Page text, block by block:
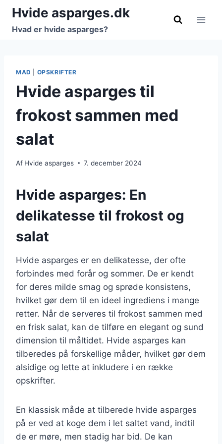
Fortsæt
indhold
Hvide asparges.dk
Hvad er hvide asparges?
MAD OPSKRIFTER
Hvide asparges til
frokost sammen med
salat
Af Hvide asparges 7. december 2024
Hvide asparges: En
delikatesse til frokost og
salat
Hvide asparges er en delikatesse, der ofte
forbindes med forår og sommer. De er kendt
for deres milde smag og sprøde konsistens,
hvilket gør dem til en ideel ingrediens i mange
retter. Når de serveres til frokost sammen med
en frisk salat, kan de tilføre en elegant og sund
dimension til måltidet. Hvide asparges kan
tilberedes på forskellige måder, hvilket gør dem
alsidige og lette at inkludere i en række
opskrifter.
En klassisk måde at tilberede hvide asparges
på er ved at koge dem i let saltet vand, indtil
de er møre, men stadig har bid. De kan